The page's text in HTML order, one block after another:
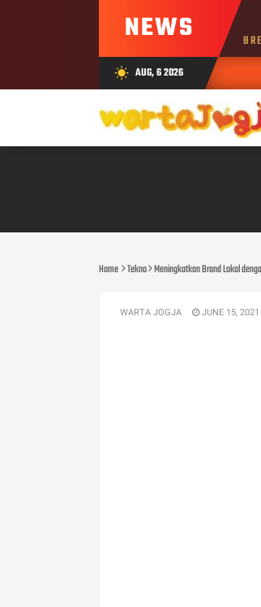
NEWS
wb_sunny AUG, 6 2026
Home Tekno Meningkatkan Brand Lokal
WARTA JOGJA JUNE 15, 2021